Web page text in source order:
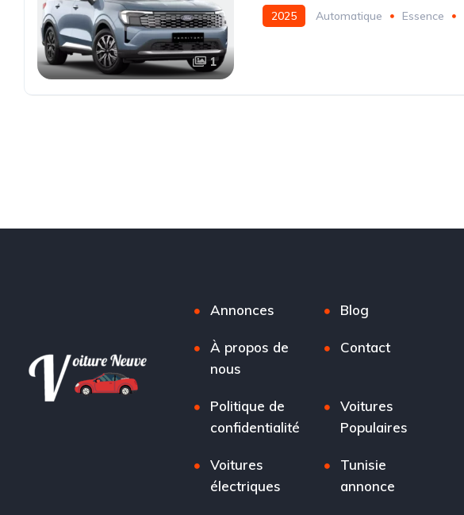
1
2025 Automatique Essence
Annonces Blog
À propos de
nous
Contact
Politique de
confidentialité
Voitures
Populaires
Voitures
électriques
Tunisie
annonce